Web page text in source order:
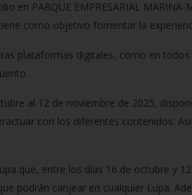
en PARQUE EMPRESARIAL
como objetivo fomentar la
plataformas digitales, como en
al 12 de noviembre de 2025,
con los diferentes contenidos.
que, entre los días 16 de octubre y
podrán canjear en cualquier Lupa.